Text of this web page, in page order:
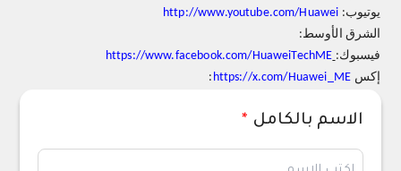
يوتيوب: http://www.youtube.com/Huawei
الشرق الأوسط:
فيسبوك: https://www.facebook.com/HuaweiTechME
إكس https://x.com/Huawei_ME
:
الاسم بالكامل *